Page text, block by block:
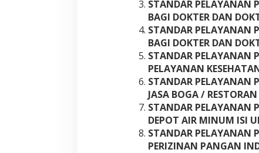
STANDAR PELAYANAN
BAGI DOKTER DAN
STANDAR PELAYANAN
BAGI DOKTER DAN
STANDAR PELAYANAN
PELAYANAN
STANDAR PELAYANAN
JASA BOGA /
STANDAR PELAYANAN
DEPOT AIR MINUM ISI
STANDAR PELAYANAN
PERIZINAN PANGAN